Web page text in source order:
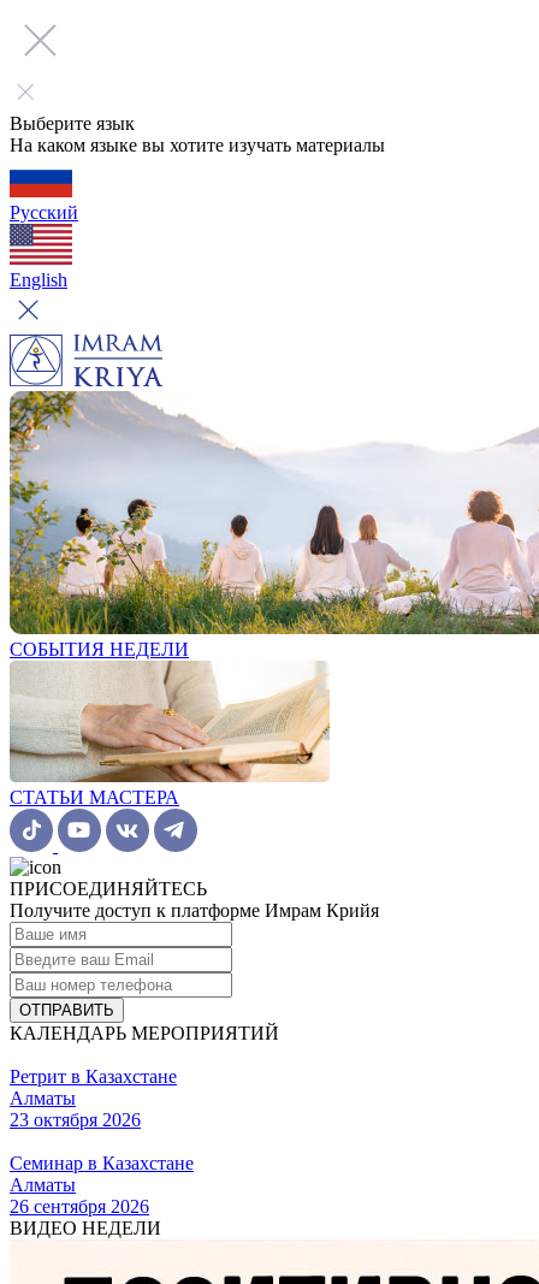
Выберите язык
На каком языке вы хотите изучать материалы
Русский
English
СОБЫТИЯ НЕДЕЛИ
СТАТЬИ МАСТЕРА
ПРИСОЕДИНЯЙТЕСЬ
Получите доступ к платформе Имрам Крийя
ОТПРАВИТЬ
КАЛЕНДАРЬ МЕРОПРИЯТИЙ
Ретрит в Казахстане
Алматы
23 октября 2026
Семинар в Казахстане
Алматы
26 сентября 2026
ВИДЕО НЕДЕЛИ